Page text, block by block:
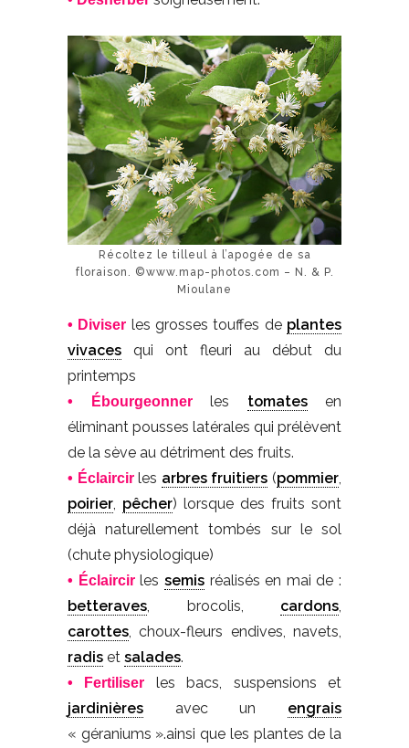
Récoltez le tilleul à l’apogée de sa
floraison. ©www.map-photos.com – N. & P.
Mioulane
• Diviser les grosses touffes de plantes
vivaces qui ont fleuri au début du
printemps
• Ébourgeonnerles tomatesen
éliminant pousses latérales qui prélèvent
de la sève au détriment des fruits.
• Éclaircirles arbres fruitiers (pommier,
poirier, pêcher) lorsque des fruits sont
déjà naturellement tombés sur le sol
(chute physiologique)
• Éclaircirles semisréalisés en mai de :
betteraves, brocolis, cardons,
carottes, choux-fleurs endives, navets,
radis et salades.
• Fertiliser les bacs, suspensions et
jardinières avec un engrais
« géraniums ».ainsi que les plantes de la